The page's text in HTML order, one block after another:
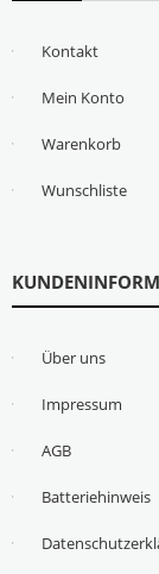
Kontakt
Mein Konto
Warenkorb
Wunschliste
Über uns
Impressum
AGB
Batteriehinweis